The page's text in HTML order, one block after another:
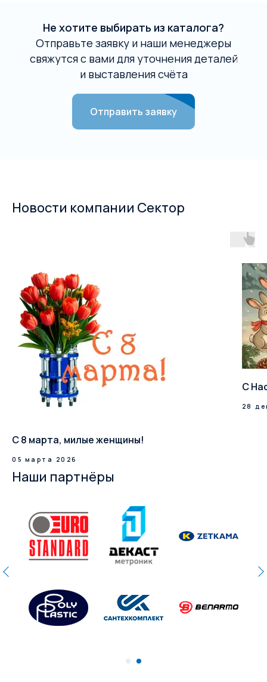
Не хотите выбирать из каталога?
Отправьте заявку и наши менеджеры
свяжутся с вами для уточнения деталей
и выставления счёта
Отправить заявку
Новости компании Сектор
С 8 марта, милые женщины!
05 марта 2026
С
28
Наши партнёры